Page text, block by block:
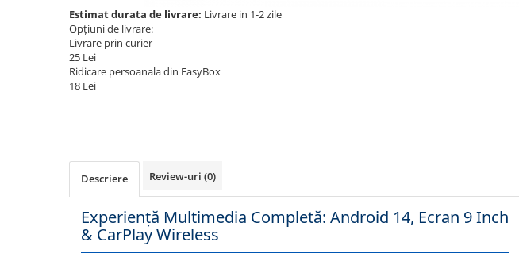
Navigatii Suzuki
Navigatii Mitsubishi
Navigatii Volvo
Navigatii KIA
Navigatii Chevrolet
Navigatii Jeep
Navigatii Porsche
Estimat durata de livrare: Livrare in 1-2 zile
Opțiuni de livrare:
Livrare prin curier
25 Lei
Ridicare persoanala din EasyBox
18 Lei
Descriere Review-uri (0)
Experiență Multimedia Completă: Android 14, Ecran 9 Inch
& CarPlay Wireless